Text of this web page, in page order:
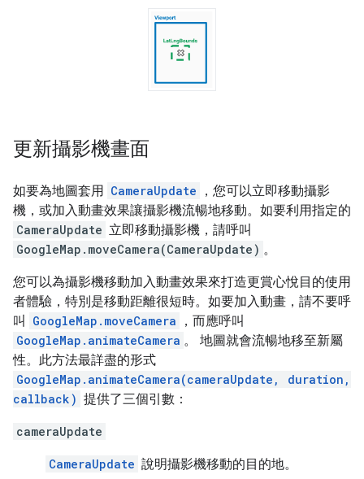
更新攝影機畫面
如要為地圖套用 CameraUpdate
，您可以立即移動攝影
機，或加入動畫效果讓攝影機流暢地移動。如要利用指定的
CameraUpdate 立即移動攝影機，請呼叫
GoogleMap.moveCamera(CameraUpdate) 。
您可以為攝影機移動加入動畫效果來打造更賞心悅目的使用
者體驗，特別是移動距離很短時。如要加入動畫，請不要呼
叫
GoogleMap.moveCamera
，而應呼叫
GoogleMap.animateCamera 。 地圖就會流暢地移至新屬
性。此方法最詳盡的形式
GoogleMap.animateCamera(cameraUpdate, duration,
callback) 提供了三個引數：
cameraUpdate
CameraUpdate 說明攝影機移動的目的地。